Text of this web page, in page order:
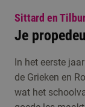
Sittard en
Je
In het eerste
de Grieken en
wat het